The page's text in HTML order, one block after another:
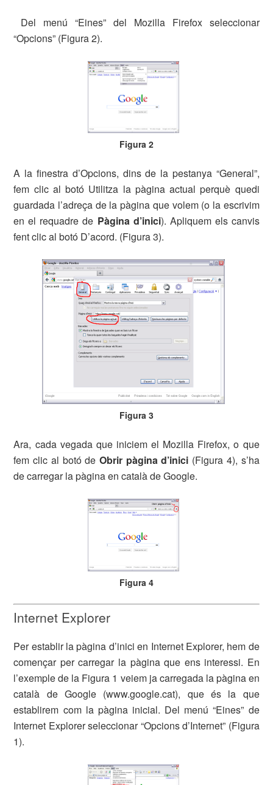
Del menú “Eines” del Mozilla Firefox seleccionar
“Opcions” (Figura 2).
Figura 2
A la finestra d’Opcions, dins de la pestanya “General”,
fem clic al botó Utilitza la pàgina actual perquè quedi
guardada l’adreça de la pàgina que volem (o la escrivim
en el requadre de Pàgina d’inici). Apliquem els canvis
fent clic al botó D’acord. (Figura 3).
Figura 3
Ara, cada vegada que iniciem el Mozilla Firefox, o que
fem clic al botó de Obrir pàgina d’inici (Figura 4), s’ha
de carregar la pàgina en català de Google.
Figura 4
Internet Explorer
Per establir la pàgina d’inici en Internet Explorer, hem de
començar per carregar la pàgina que ens interessi. En
l’exemple de la Figura 1 veiem ja carregada la pàgina en
català de Google (www.google.cat), que és la que
establirem com la pàgina inicial. Del menú “Eines” de
Internet Explorer seleccionar “Opcions d’Internet” (Figura
1).